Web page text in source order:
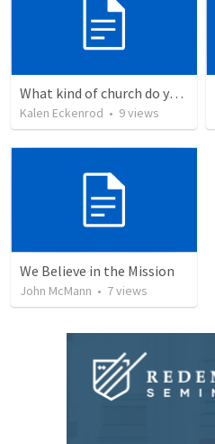
What kind of church do you want to be a part of?
Kalen Eckenrod • 9views
We Believe in the Mission
John McMann • 7views